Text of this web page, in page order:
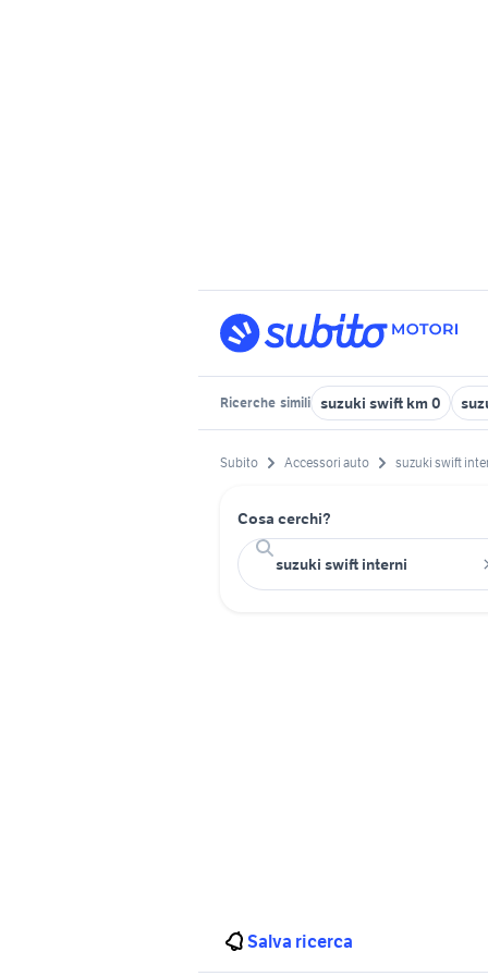
Ricerche simili suzuki swift km 0
Subito Accessori auto suzuki swift
Cosa cerchi?
Salva ricerca